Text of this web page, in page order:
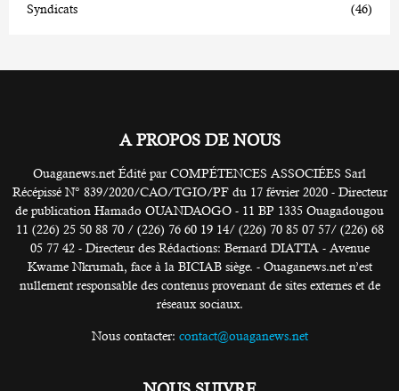
Syndicats
(46)
A PROPOS DE NOUS
Ouaganews.net Édité par COMPÉTENCES ASSOCIÉES Sarl
Récépissé N° 839/2020/CAO/TGIO/PF du 17 février 2020 - Directeur
de publication Hamado OUANDAOGO - 11 BP 1335 Ouagadougou
11 (226) 25 50 88 70 / (226) 76 60 19 14/ (226) 70 85 07 57/ (226) 68
05 77 42 - Directeur des Rédactions: Bernard DIATTA - Avenue
Kwame Nkrumah, face à la BICIAB siège. - Ouaganews.net n’est
nullement responsable des contenus provenant de sites externes et de
réseaux sociaux.
Nous contacter: contact@ouaganews.net